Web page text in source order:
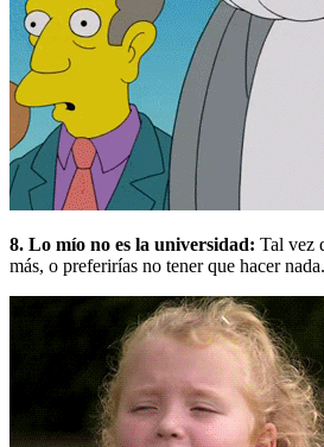
8. Lo mío no es la universidad: Tal vez
más, o preferirías no tener que hacer nada.